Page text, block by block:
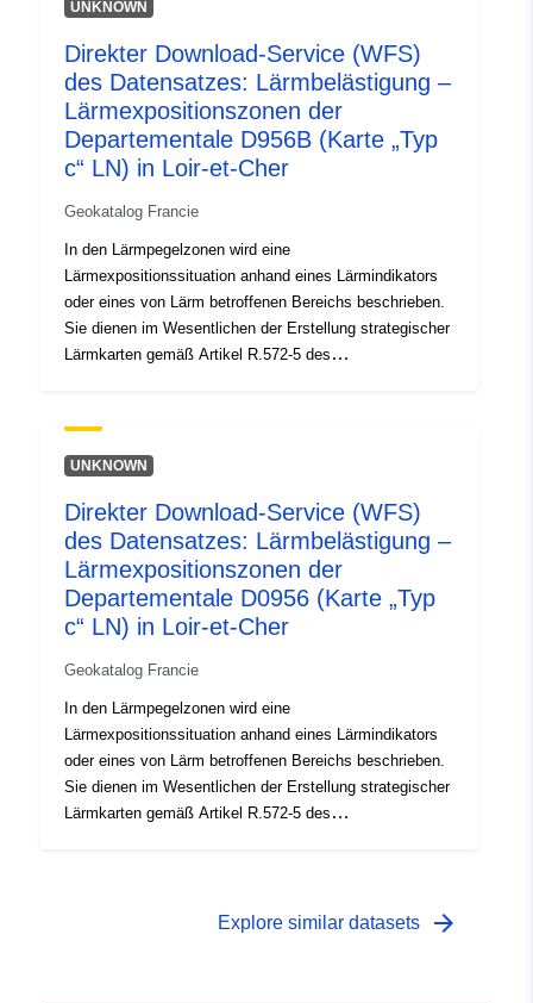
UNKNOWN
Direkter Download-Service (WFS)
des Datensatzes: Lärmbelästigung –
Lärmexpositionszonen der
Departementale D956B (Karte „Typ
c“ LN) in Loir-et-Cher
Geokatalog Francie
In den Lärmpegelzonen wird eine
Lärmexpositionssituation anhand eines Lärmindikators
oder eines von Lärm betroffenen Bereichs beschrieben.
Sie dienen im Wesentlichen der Erstellung strategischer
Lärmkarten gemäß Artikel R.572-5 des
UNKNOWN
Direkter Download-Service (WFS)
des Datensatzes: Lärmbelästigung –
Lärmexpositionszonen der
Departementale D0956 (Karte „Typ
c“ LN) in Loir-et-Cher
Geokatalog Francie
In den Lärmpegelzonen wird eine
Lärmexpositionssituation anhand eines Lärmindikators
oder eines von Lärm betroffenen Bereichs beschrieben.
Sie dienen im Wesentlichen der Erstellung strategischer
Lärmkarten gemäß Artikel R.572-5 des
Sie dienen im Wesentlichen der Erstellung strategischer
Explore similar datasets arrow_forward